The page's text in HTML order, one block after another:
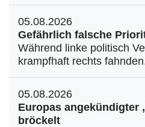
05.08.2026
Gefährlich falsche
Während linke politisch
krampfhaft rechts
05.08.2026
Europas angekündigter
bröckelt